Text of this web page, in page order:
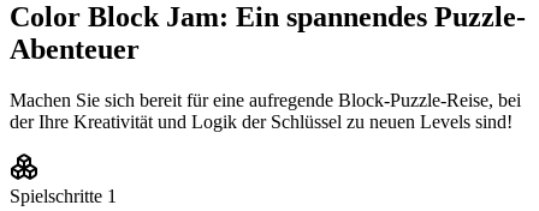
Color Block Jam: Ein spannendes Puzzle-
Abenteuer
Machen Sie sich bereit für eine aufregende Block-Puzzle-Reise, bei
der Ihre Kreativität und Logik der Schlüssel zu neuen Levels sind!
Spielschritte 1